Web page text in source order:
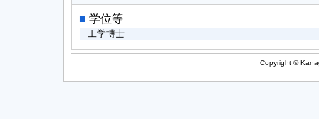
■ 学位等
工学博士
Copyright ©